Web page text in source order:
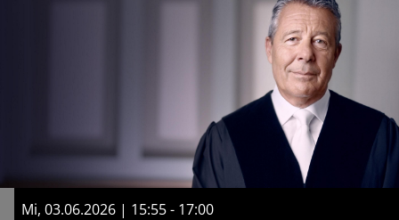
Mi, 03.06.2026 | 15:55 - 17:00